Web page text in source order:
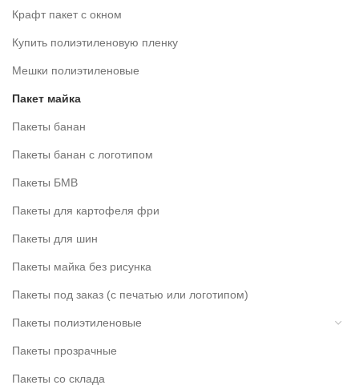
Крафт пакет с окном
Купить полиэтиленовую пленку
Мешки полиэтиленовые
Пакет майка
Пакеты банан
Пакеты банан с логотипом
Пакеты БМВ
Пакеты для картофеля фри
Пакеты для шин
Пакеты майка без рисунка
Пакеты под заказ (с печатью или логотипом)
Пакеты полиэтиленовые
Пакеты прозрачные
Пакеты со склада